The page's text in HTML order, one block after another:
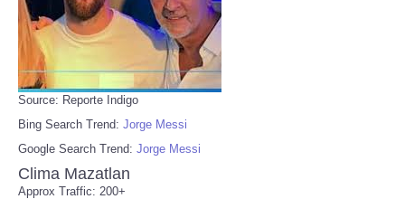
Source: Reporte Indigo
Bing Search Trend: Jorge Messi
Google Search Trend: Jorge Messi
Clima Mazatlan
Approx Traffic: 200+